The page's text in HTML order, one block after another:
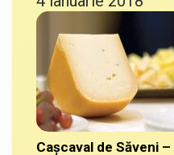
Cașcaval de Săveni